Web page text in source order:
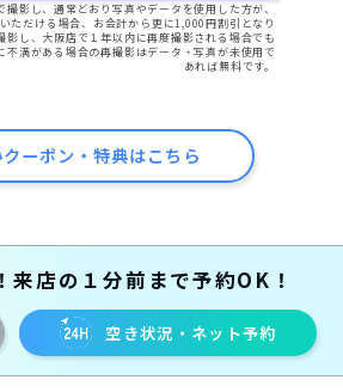
撮影し、通常どおり写真やデータを使用した方が、
ただける場合、お会計から更に1,000円割引となり
影し、大阪店で１年以内に再度撮影される場合でも
満がある場合の再撮影はデータ・写真が未使用で
あれば無料です。
ーポン・特典はこちら
来店の１分前まで予約OK！
空き状況・ネット予約